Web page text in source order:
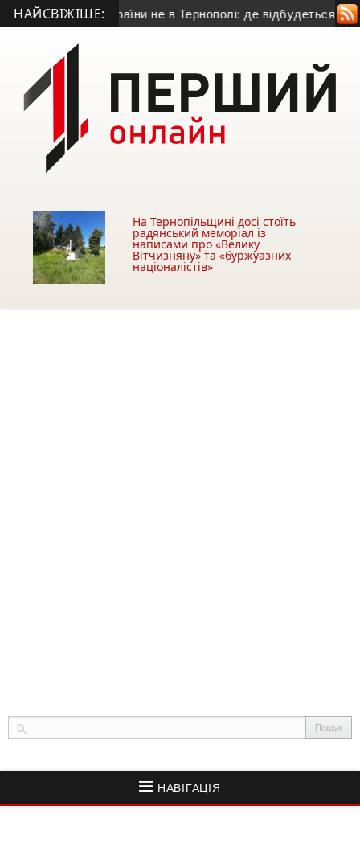
НАЙСВІЖІШЕ:
України не в Тернополі: де відбудеться гра з
На Тернопільщині досі стоїть
радянський меморіал із
написами про «Велику
Вітчизняну» та «буржуазних
націоналістів»
НАВІГАЦІЯ